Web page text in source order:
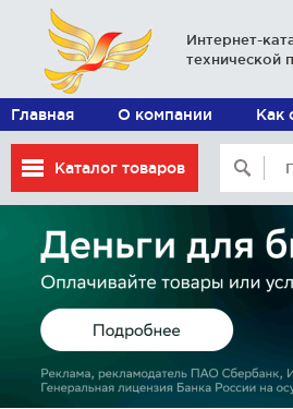
Интернет-
технической
Главная О компании Как
Каталог товаров